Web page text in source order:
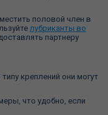
половой член в
лубриканты во
партнеру
креплений они могут
что удобно, если